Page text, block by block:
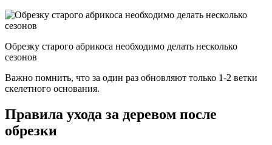
Обрезку старого абрикоса необходимо делать несколько
сезонов
Важно помнить, что за один раз обновляют только 1-2 ветки
скелетного основания.
Правила ухода за деревом после
обрезки